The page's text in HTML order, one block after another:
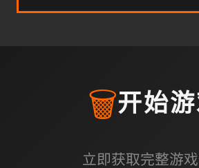
🗑️开始
立即获取完整游